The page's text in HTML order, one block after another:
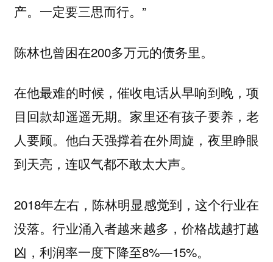
产。一定要三思而行。”
陈林也曾困在200多万元的债务里。
在他最难的时候，催收电话从早响到晚，项
目回款却遥遥无期。家里还有孩子要养，老
人要顾。他白天强撑着在外周旋，夜里睁眼
到天亮，连叹气都不敢太大声。
2018年左右，陈林明显感觉到，这个行业在
没落。行业涌入者越来越多，价格战越打越
凶，利润率一度下降至8%—15%。